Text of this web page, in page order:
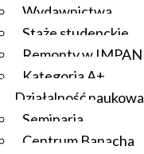
Wydawnictwa
Staże studenckie
Remonty w IMPAN
Kategoria A+
Działalność naukowa
Seminaria
Centrum Banacha